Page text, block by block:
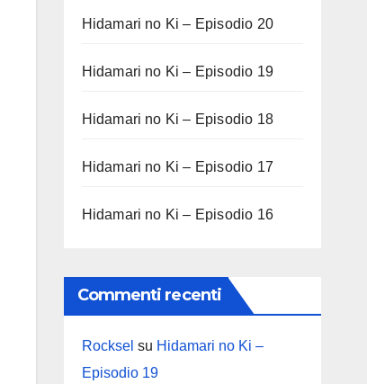
Hidamari no Ki – Episodio 20
Hidamari no Ki – Episodio 19
Hidamari no Ki – Episodio 18
Hidamari no Ki – Episodio 17
Hidamari no Ki – Episodio 16
Commenti recenti
Rocksel su Hidamari no Ki –
Episodio 19